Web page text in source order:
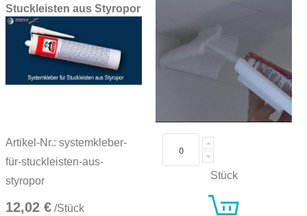
Stuckleisten aus Styropor
Artikel-Nr.: systemkleber-
für-stuckleisten-aus-
styropor
12,02 € /Stück
Stück